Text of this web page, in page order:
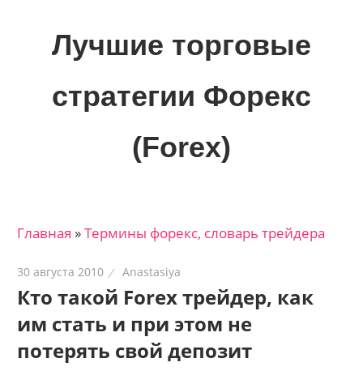
Лучшие торговые
стратегии Форекс
(Forex)
трейдеров
финансовых
рынках:
стратегии,
новости…
Главная »Термины форекс, словарь трейдера
30 августа 2010 Anastasiya
Кто такой Forex трейдер, как
им стать и при этом не
потерять свой депозит